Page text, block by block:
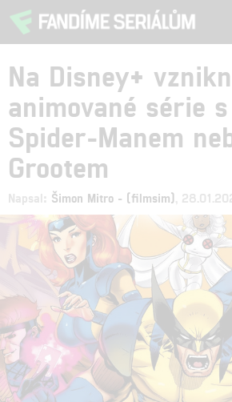
Na Disney+
animované série
Spider-Manem
Grootem
Napsal: Šimon Mitro - (filmsim) ,